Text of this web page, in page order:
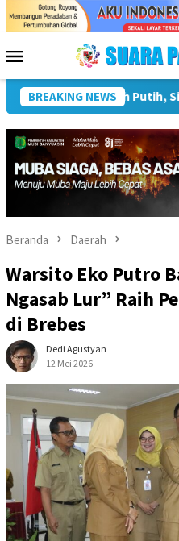
Menu
Mobile
BREAKING NEWS
Plt Bupati Hendri
Beranda Daerah
Warsito Eko Putro
Ngasab Lur” Raih
di Brebes
Dedi Agustyan
12 Mei 2026